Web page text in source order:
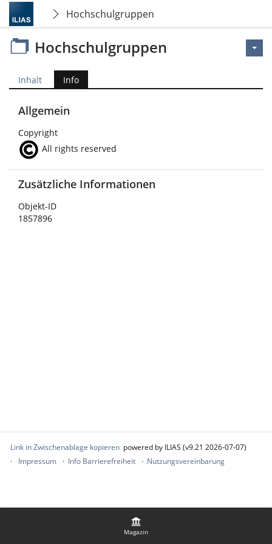
Hochschulgruppen
Magazin
Hochschulgruppen
Inhalt Info
Allgemein
Copyright
All rights reserved
Zusätzliche Informationen
Objekt-ID
1857896
Link in Zwischenablage kopieren powered by ILIAS (v9.21 2026-07-07)
Impressum
Info Barrierefreiheit Nutzungsvereinbarung